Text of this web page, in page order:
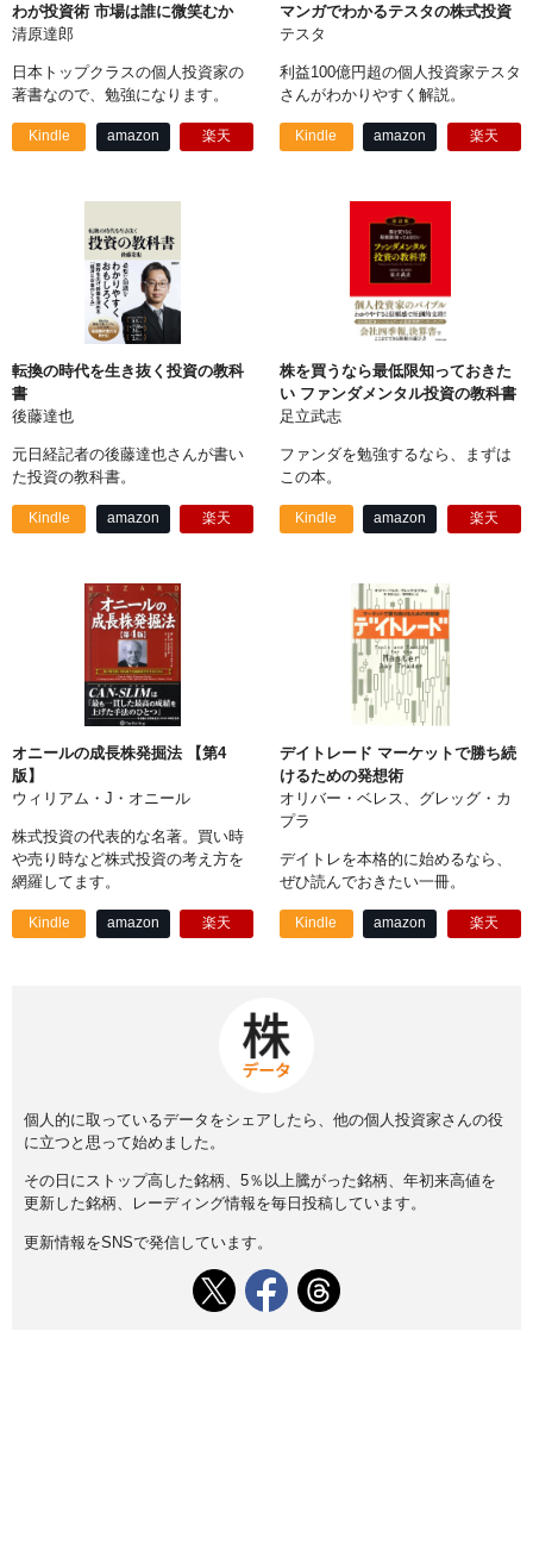
わが投資術 市場は誰に微笑むか
清原達郎
日本トップクラスの個人投資家の
著書なので、勉強になります。
Kindle amazon 楽天
マンガでわかるテスタの株式投資
テスタ
利益100億円超の個人投資家テスタ
さんがわかりやすく解説。
Kindle amazon 楽天
転換の時代を生き抜く投資の教科
書
後藤達也
元日経記者の後藤達也さんが書い
た投資の教科書。
Kindle amazon 楽天
株を買うなら最低限知っておきた
い ファンダメンタル投資の教科書
足立武志
ファンダを勉強するなら、まずは
この本。
Kindle amazon 楽天
オニールの成長株発掘法 【第4
版】
ウィリアム・J・オニール
株式投資の代表的な名著。買い時
や売り時など株式投資の考え方を
網羅してます。
Kindle amazon 楽天
デイトレード マーケットで勝ち続
けるための発想術
オリバー・ベレス、グレッグ・カ
プラ
デイトレを本格的に始めるなら、
ぜひ読んでおきたい一冊。
Kindle amazon 楽天
個人的に取っているデータをシェアしたら、他の個人投資家さんの役
に立つと思って始めました。
その日にストップ高した銘柄、5％以上騰がった銘柄、年初来高値を
更新した銘柄、レーディング情報を毎日投稿しています。
更新情報をSNSで発信しています。